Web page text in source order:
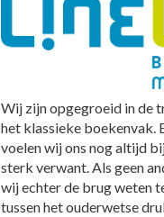
Wij zijn opgegroeid in de
het klassieke boekenvak.
voelen wij ons nog altijd
sterk verwant. Als geen
wij echter de brug weten
tussen het ouderwetse